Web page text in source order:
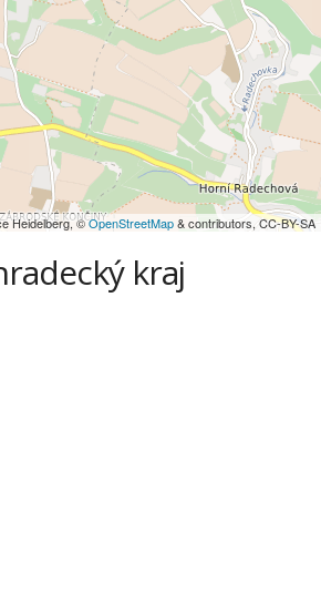
Heidelberg, ©OpenStreetMap& contributors, CC-BY-SA
kraj